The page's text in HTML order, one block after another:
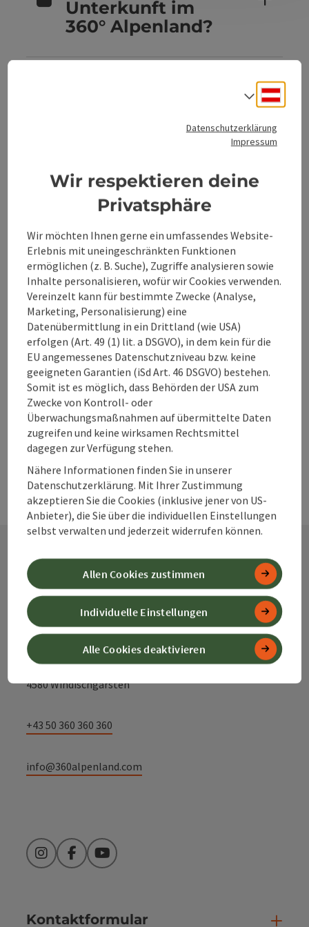
Unterkunft im
360° Alpenland?
Unterkünften im
Kannst du
Unterkünfte im
360° Alpenland
direkt buchen?
Warum solltest
du deine
Unterkunft im
360° Alpenland
frühzeitig
buchen?
Kontakt
Alpenland Tourismus GmbH
4580 Windischgarsten
+43 50 360 360 360
info@360alpenland.com
InstagramFacebookYouTube
Kontaktformular
Datenschutzerklärung
Impressum
Wir respektieren deine
Privatsphäre
Wir möchten Ihnen gerne ein umfassendes Website-
Erlebnis mit uneingeschränkten Funktionen
ermöglichen (z. B. Suche), Zugriffe analysieren sowie
Inhalte personalisieren, wofür wir Cookies verwenden.
Vereinzelt kann für bestimmte Zwecke (Analyse,
Marketing, Personalisierung) eine
Datenübermittlung in ein Drittland (wie USA)
erfolgen (Art. 49 (1) lit. a DSGVO), in dem kein für die
EU angemessenes Datenschutzniveau bzw. keine
geeigneten Garantien (iSd Art. 46 DSGVO) bestehen.
Somit ist es möglich, dass Behörden der USA zum
Zwecke von Kontroll- oder
Überwachungsmaßnahmen auf übermittelte Daten
zugreifen und keine wirksamen Rechtsmittel
dagegen zur Verfügung stehen.
Nähere Informationen finden Sie in unserer
Datenschutzerklärung. Mit Ihrer Zustimmung
akzeptieren Sie die Cookies (inklusive jener von US-
Anbieter), die Sie über die individuellen Einstellungen
selbst verwalten und jederzeit widerrufen können.
Alle Cookies deaktivieren
Individuelle Einstellungen
Allen Cookies zustimmen